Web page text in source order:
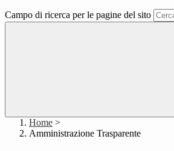
Campo di ricerca per le pagine del sito
Home >
Amministrazione Trasparente